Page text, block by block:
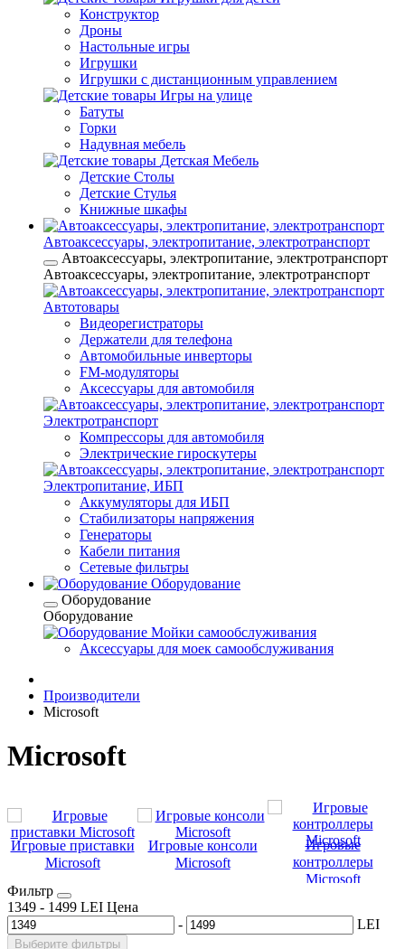
Конструктор
Дроны
Настольные игры
Игрушки
Игрушки c дистанционным управлением
Игры на улице
Батуты
Горки
Надувная мебель
Детская Мебель
Детские Столы
Детские Стулья
Книжные шкафы
Автоаксессуары, электропитание, электротранспорт
Автоаксессуары, электропитание, электротранспорт
Автоаксессуары, электропитание, электротранспорт
Автотовары
Видеорегистраторы
Держатели для телефона
Автомобильные инверторы
FM-модуляторы
Аксессуары для автомобиля
Электротранспорт
Компрессоры для автомобиля
Электрические гироскутеры
Электропитание, ИБП
Аккумуляторы для ИБП
Стабилизаторы напряжения
Генераторы
Кабели питания
Сетевые фильтры
Оборудование
Оборудование
Оборудование
Мойки самообслуживания
Аксессуары для моек самообслуживания
Производители
Microsoft
Microsoft
Игровые приставки
Microsoft
Игровые консоли
Microsoft
Игровые
контроллеры
Microsoft
Фильтр
1349 - 1499 LEI Цена
-
LEI
Выберите фильтры